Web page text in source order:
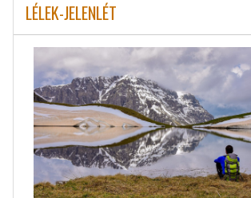
LÉLEK-JELENLÉT